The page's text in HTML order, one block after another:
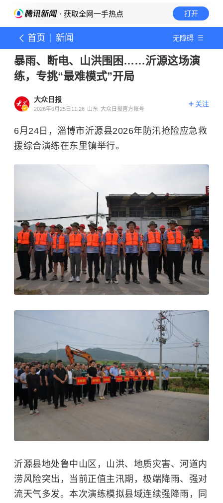
· 获取全网一手热点 打开
首页 新闻 无障碍
暴雨、断电、山洪围困……沂源这场演
练，专挑“最难模式”开局
大众日报
2026年6月25日11:26 山东 大众日报官方账号
关注
6月24日，淄博市沂源县2026年防汛抢险应急救
援综合演练在东里镇举行。
沂源县地处鲁中山区，山洪、地质灾害、河道内
涝风险突出，当前正值主汛期，极端降雨、强对
流天气多发。本次演练模拟县域连续强降雨，同